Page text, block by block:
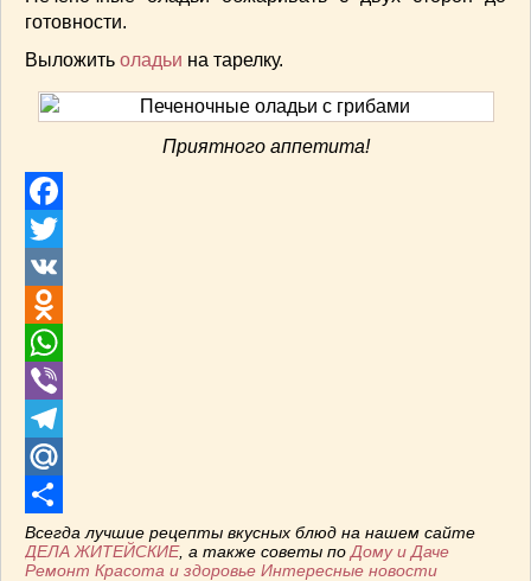
готовности.
Выложить оладьи на тарелку.
Приятного аппетита!
Facebook
Twitter
VK
Odnoklassniki
WhatsApp
Viber
Telegram
Mail.Ru
Отправить
Всегда лучшие рецепты вкусных блюд на нашем сайте
ДЕЛА ЖИТЕЙСКИЕ, а также советы по Дому и Даче
Ремонт Красота и здоровье Интересные новости